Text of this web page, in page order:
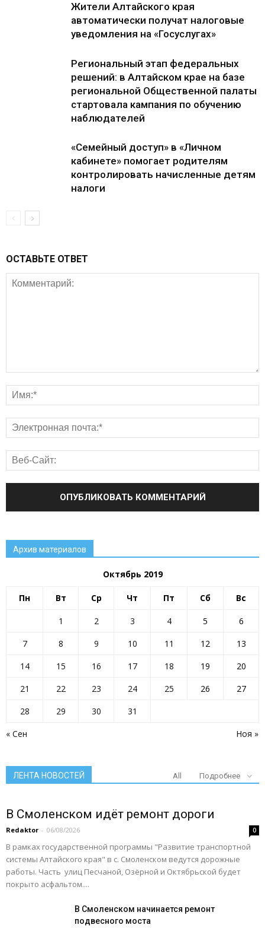
Жители Алтайского края
автоматически получат налоговые
уведомления на «Госуслугах»
Региональный этап федеральных
решений: в Алтайском крае на базе
региональной Общественной палаты
стартовала кампания по обучению
наблюдателей
«Семейный доступ» в «Личном
кабинете» помогает родителям
контролировать начисленные детям
налоги
ОСТАВЬТЕ ОТВЕТ
Архив материалов
Октябрь 2019
Пн Вт Ср Чт Пт Сб Вс
« Сен Ноя »
1 2 3 4 5
6
7
8 9 10 11 12
13
14
15 16 17 18 19
20
21
22 23 24 25 26
27
28
29 30 31
ЛЕНТА НОВОСТЕЙ All Подробнее
В Смоленском идёт ремонт дороги
Redaktor - 06/08/2026 0
В рамках государственной программы "Развитие транспортной
системы Алтайского края" в с. Смоленском ведутся дорожные
работы. Часть улиц Песчаной, Озёрной и Октябрьской будет
покрыто асфальтом....
В Смоленском начинается ремонт
подвесного моста